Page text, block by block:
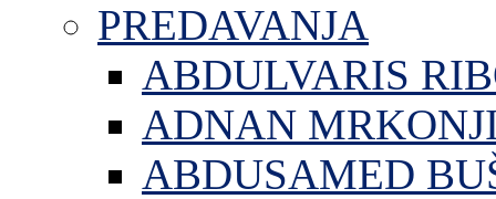
PREDAVANJA
ABDULVARIS
ADNAN
ABDUSAMED